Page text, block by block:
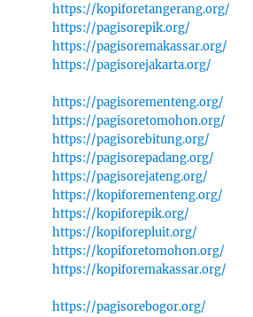
https://kopiforetangerang.org/
https://pagisorepik.org/
https://pagisoremakassar.org/
https://pagisorejakarta.org/
https://pagisorementeng.org/
https://pagisoretomohon.org/
https://pagisorebitung.org/
https://pagisorepadang.org/
https://pagisorejateng.org/
https://kopiforementeng.org/
https://kopiforepik.org/
https://kopiforepluit.org/
https://kopiforetomohon.org/
https://kopiforemakassar.org/
https://pagisorebogor.org/